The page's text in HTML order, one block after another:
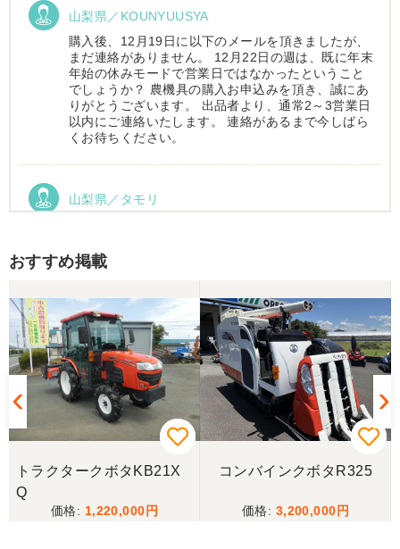
山梨県／KOUNYUUSYA
購入後、12月19日に以下のメールを頂きましたが、
まだ連絡がありません。 12月22日の週は、既に年末
年始の休みモードで営業日ではなかったということ
でしょうか？ 農機具の購入お申込みを頂き、誠にあ
りがとうございます。 出品者より、通常2～3営業日
以内にご連絡いたします。 連絡があるまで今しばら
くお待ちください。
山梨県／タモリ
だきます。ありがとうございました。
山梨県／伊藤明久
引き取りに行くまでに 時間が掛かってしまって
待っていて頂き有り難うございました。
山梨県／樋野進悦
メールの返信がなかったので、残念ですが、こちら
からキャンセルのメールを送った。
おすすめ掲載
トラクタークボタKB21X
Q
1,220,000
コンバインクボタR325
3,200,000